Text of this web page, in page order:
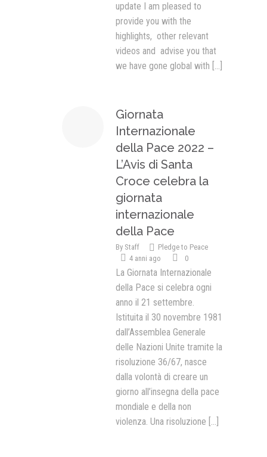
update I am pleased to
provide you with the
highlights, other relevant
videos and advise you that
we have gone global with [...]
Giornata
Internazionale
della Pace 2022 –
L’Avis di Santa
Croce celebra la
giornata
internazionale
della Pace
By Staff
Pledge to Peace
4 anni ago
0
La Giornata Internazionale
della Pace si celebra ogni
anno il 21 settembre.
Istituita il 30 novembre 1981
dall’Assemblea Generale
delle Nazioni Unite tramite la
risoluzione 36/67, nasce
dalla volontà di creare un
giorno all’insegna della pace
mondiale e della non
violenza. Una risoluzione [...]